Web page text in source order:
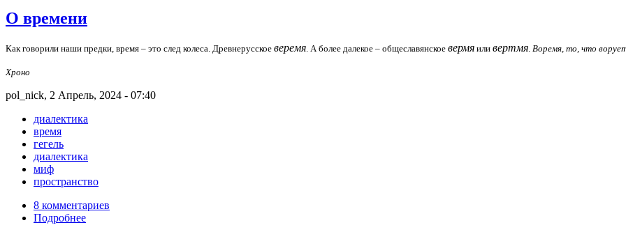
О времени
Как говорили наши предки, время – это след колеса. Древнерусское веремя . А более далекое – общеславянское вермя или вертмя Воремя, то, что
Хроно
pol_nick, 2 Апрель, 2024 - 07:40
диалектика
время
гегель
диалектика
миф
пространство
8 комментариев
Подробнее